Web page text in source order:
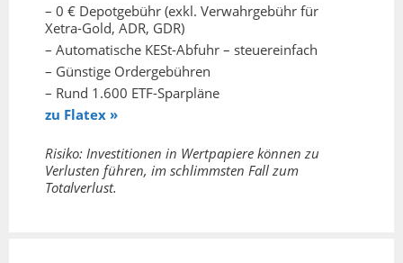
– 0 € Depotgebühr (exkl. Verwahrgebühr für
Xetra-Gold, ADR, GDR)
– Automatische KESt-Abfuhr – steuereinfach
– Günstige Ordergebühren
– Rund 1.600 ETF-Sparpläne
zu Flatex »
Risiko: Investitionen in Wertpapiere können zu
Verlusten führen, im schlimmsten Fall zum
Totalverlust.